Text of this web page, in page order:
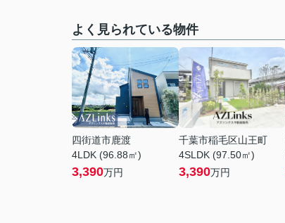
よく見られている物件
四街道市鹿渡
4LDK (96.88㎡)
3,390万円
千葉市稲毛区山王町
4SLDK (97.50㎡)
3,390万円